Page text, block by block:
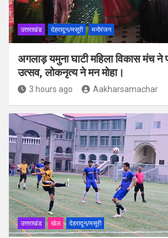
उत्तराखंड देहरादून/मसूरी मनोरंजन
अगलाड़ यमुना घाटी महिला विकास मंच ने
उत्सव, लोकनृत्य ने मन मोहा।
3 hours ago Aakharsamachar
उत्तराखंड खेल देहरादून/मसूरी